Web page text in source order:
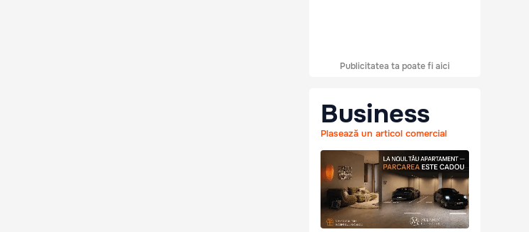
Publicitatea ta poate fi aici
Business
Plasează un articol comercial